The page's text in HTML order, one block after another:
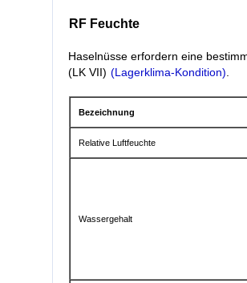
RF Feuchte
Haselnüsse erfordern eine
(LK VII) (Lagerklima-Kondition).
Bezeichnung
Relative Luftfeuchte
Wassergehalt